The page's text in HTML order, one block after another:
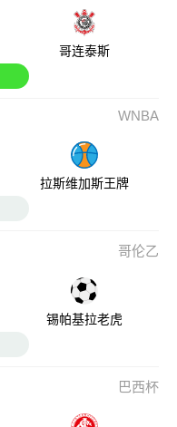
哥连泰斯
WNBA
拉斯维加斯王牌
哥伦乙
锡帕基拉老虎
巴西杯